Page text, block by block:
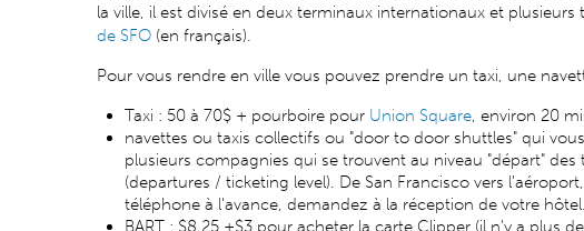
la ville, il est divisé en deux terminaux internationaux et
de SFO (en français).
Pour vous rendre en ville vous pouvez prendre un taxi, une
Taxi : 50 à 70$ + pourboire pour Union Square, environ 20
navettes ou taxis collectifs ou "door to door shuttles" qui
plusieurs compagnies qui se trouvent au niveau "départ" des
(departures / ticketing level). De San Francisco vers
téléphone à l'avance, demandez à la réception de votre hôtel.
BART : $8,25 +$3 pour acheter la carte Clipper (il n'y a plus